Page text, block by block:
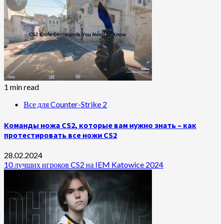
1 min read
Все для Counter-Strike 2
Команды ножа CS2, которые вам нужно знать – как
протестировать все ножи CS2
28.02.2024
10 лучших игроков CS2 на IEM Katowice 2024